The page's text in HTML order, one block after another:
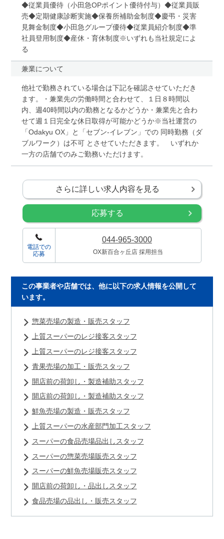
◆従業員優待（小田急OPポイント優待付与）◆従業員販
売◆定期健康診断実施◆保養所補助金制度◆慶弔・災害
見舞金制度◆小田急グループ優待◆従業員紹介制度◆準
社員登用制度◆産休・育休制度※いずれも当社規定によ
る
兼業について
他社で勤務されている場合は下記を確認させていただき
ます。・兼業先の労働時間と合わせて、１日８時間以
内、週40時間以内の勤務となるかどうか・兼業先と合わ
せて週１日完全な休日取得が可能かどうか※当社運営の
「Odakyu OX」と「セブン-イレブン」での 同時勤務（ダ
ブルワーク）は不可 とさせていただきます。 いずれか
一方の店舗でのみご勤務いただけます。
さらに詳しい求人内容を見る
応募する
電話での
応募
044-965-3000
OX新百合ヶ丘店 採用担当
この事業者や店舗では、他に以下の求人情報を公開して
います。
惣菜売場の製造・販売スタッフ
上質スーパーのレジ接客スタッフ
上質スーパーのレジ接客スタッフ
青果売場の加工・販売スタッフ
開店前の荷卸し・製造補助スタッフ
開店前の荷卸し・製造補助スタッフ
鮮魚売場の製造・販売スタッフ
上質スーパーの水産部門加工スタッフ
スーパーの食品売場品出しスタッフ
スーパーの惣菜売場販売スタッフ
スーパーの鮮魚売場販売スタッフ
開店前の荷卸し・品出しスタッフ
食品売場の品出し・販売スタッフ